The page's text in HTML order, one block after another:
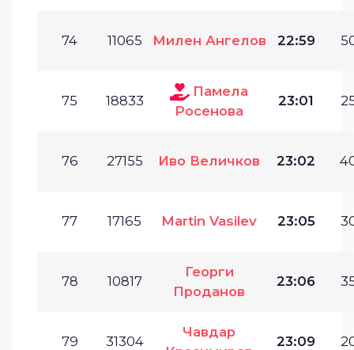
74 11065 Милен Ангелов 22:59
75 18833
Памела
Росенова
23:01
76 27155 Иво Величков 23:02
77 17165 Martin Vasilev 23:05
78 10817
Георги
Проданов
23:06
79 31304
Чавдар
23:09